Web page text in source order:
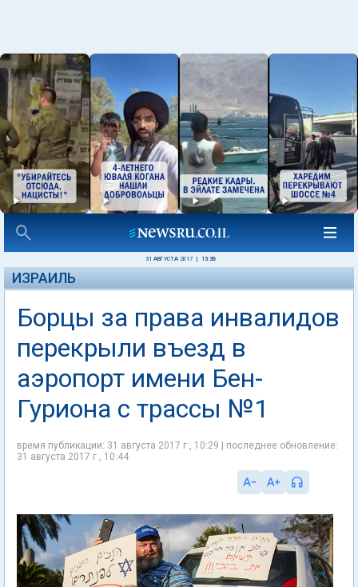
31 АВГУСТА 2017 13:36
ИЗРАИЛЬ
Борцы за права инвалидов
перекрыли въезд в
аэропорт имени Бен-
Гуриона с трассы №1
время публикации: 31 августа 2017 г., 10:29 | последнее обновление:
31 августа 2017 г., 10:44